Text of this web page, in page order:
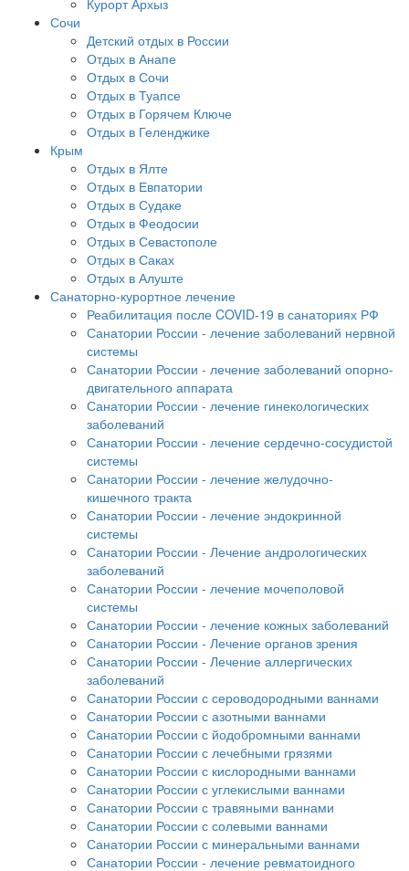
Курорт Архыз
Сочи
Детский отдых в России
Отдых в Анапе
Отдых в Сочи
Отдых в Туапсе
Отдых в Горячем Ключе
Отдых в Геленджике
Крым
Отдых в Ялте
Отдых в Евпатории
Отдых в Судаке
Отдых в Феодосии
Отдых в Севастополе
Отдых в Саках
Отдых в Алуште
Санаторно-курортное лечение
Реабилитация после COVID-19 в санаториях РФ
Санатории России - лечение заболеваний нервной
системы
Санатории России - лечение заболеваний опорно-
двигательного аппарата
Санатории России - лечение гинекологических
заболеваний
Санатории России - лечение сердечно-сосудистой
системы
Санатории России - лечение желудочно-
кишечного тракта
Санатории России - лечение эндокринной
системы
Санатории России - Лечение андрологических
заболеваний
Санатории России - лечение мочеполовой
системы
Санатории России - лечение кожных заболеваний
Санатории России - Лечение органов зрения
Санатории России - Лечение аллергических
заболеваний
Санатории России с сероводородными ваннами
Санатории России с азотными ваннами
Санатории России с йодобромными ваннами
Санатории России с лечебными грязями
Санатории России с кислородными ваннами
Санатории России с углекислыми ваннами
Санатории России с травяными ваннами
Санатории России с солевыми ваннами
Санатории России с минеральными ваннами
Санатории России - лечение ревматоидного